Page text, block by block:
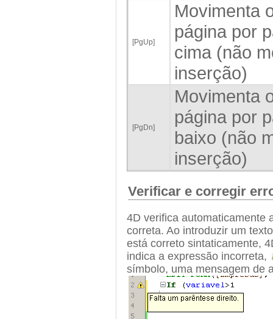
[PgUp]
Movimenta
página por
cima (não
inserção)
[PgDn]
Movimenta
página por
baixo (não
inserção)
Verificar e corregir
4D verifica automaticamente
correta. Ao introduzir um
está correto sintaticamente,
indica a expressão incorreta,
símbolo, uma mensagem de